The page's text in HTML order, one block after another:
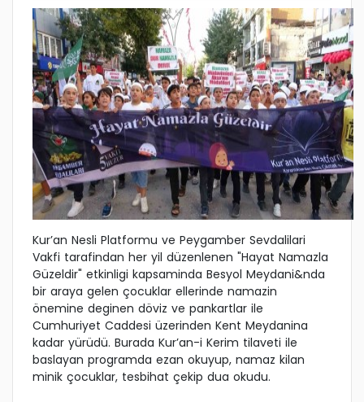
Kur’an Nesli Platformu ve Peygamber Sevdalilari
Vakfi tarafindan her yil düzenlenen "Hayat Namazla
Güzeldir" etkinligi kapsaminda Besyol Meydani&nda
bir araya gelen çocuklar ellerinde namazin
önemine deginen döviz ve pankartlar ile
Cumhuriyet Caddesi üzerinden Kent Meydanina
kadar yürüdü. Burada Kur’an-i Kerim tilaveti ile
baslayan programda ezan okuyup, namaz kilan
minik çocuklar, tesbihat çekip dua okudu.